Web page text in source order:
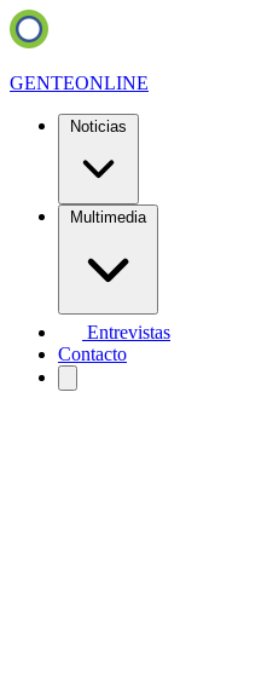
GENTEONLINE
Noticias
Multimedia
Entrevistas
Contacto